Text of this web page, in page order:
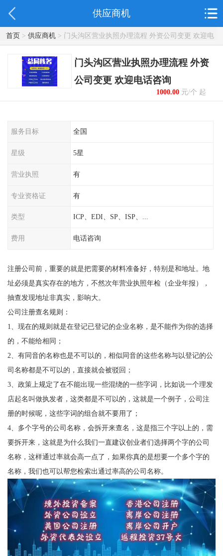
供应商机
首页> 供应商机> 门头沟区营业执照办理流程 外资公司变更 欢迎电
话咨询
门头沟区营业执照办理流程 外资
公司变更 欢迎电话咨询
1000.00元/个 起
服务目标 全国
星级 5星
营业执照 有
专业资格证 有
类型 ICP、EDI、SP、ISP、...
费用 电话咨询
注册公司前，重要的就是把需要的材料准备好，特别是和地址。地
址必须是真实存在的地方，不然次年营业执照年检（企业年报），
抽查发现地址非真实，影响大。
公司注册查名规则：
1、现在的规则就是在登记已登记的企业名称，是不能作为你的选择
的，不能给相同；
2、有同音的名称也是不可以的，相似同音的这些名称与以登记的公
司名称都是不可以的，直接就会被驳回；
3、政策上规定了在不能出现一些混绕的一些字词，比如说一个理发
店起名叫做执发者，这类都是不可以的，这就是一个例子，公司注
册的时候呢，这些字词的组合就不要用了；
4、多个字号的公司名称，会拆开来查名，这是指三个字以上的，需
要拆开来，这就是为什么我们一直建议创业者们选择两个字的公司
名称，这样通过率就会高一点了，如果你真的是想要一个多个字的
名称，我们也可以帮您检索出通过率高的公司名称。